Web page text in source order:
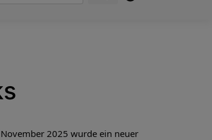
2025 wurde ein neuer